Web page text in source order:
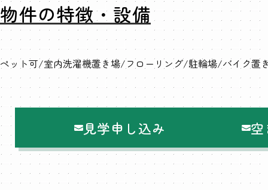
物件の特徴・設備
ペット可 室内洗濯機置き場 フローリング 駐輪場 バイク置
見学申し込み